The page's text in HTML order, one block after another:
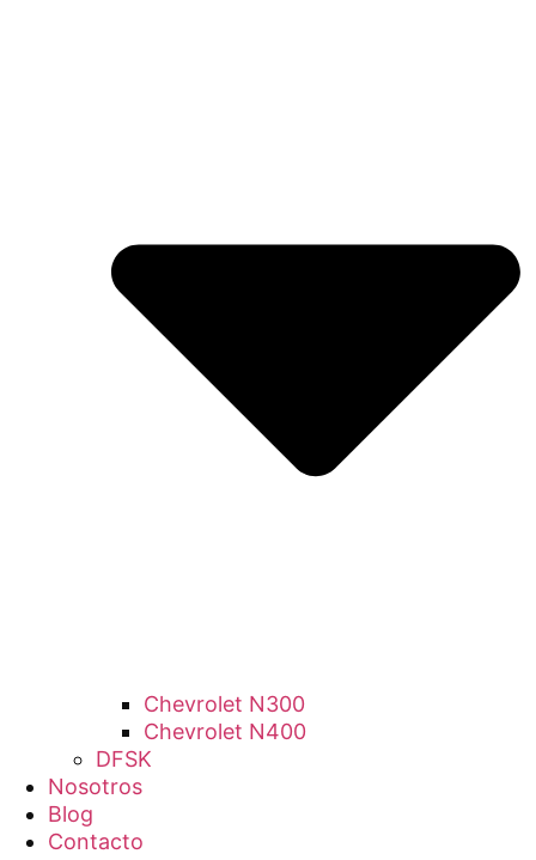
Chevrolet N300
Chevrolet N400
DFSK
Nosotros
Blog
Contacto